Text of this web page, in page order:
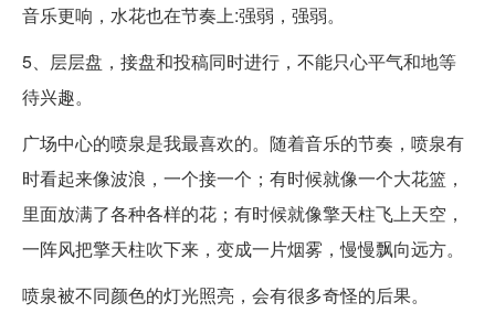
音乐更响，水花也在节奏上:强弱，强弱。
5、层层盘，接盘和投稿同时进行，不能只心平气和地等
待兴趣。
广场中心的喷泉是我最喜欢的。随着音乐的节奏，喷泉有
时看起来像波浪，一个接一个；有时候就像一个大花篮，
里面放满了各种各样的花；有时候就像擎天柱飞上天空，
一阵风把擎天柱吹下来，变成一片烟雾，慢慢飘向远方。
喷泉被不同颜色的灯光照亮，会有很多奇怪的后果。